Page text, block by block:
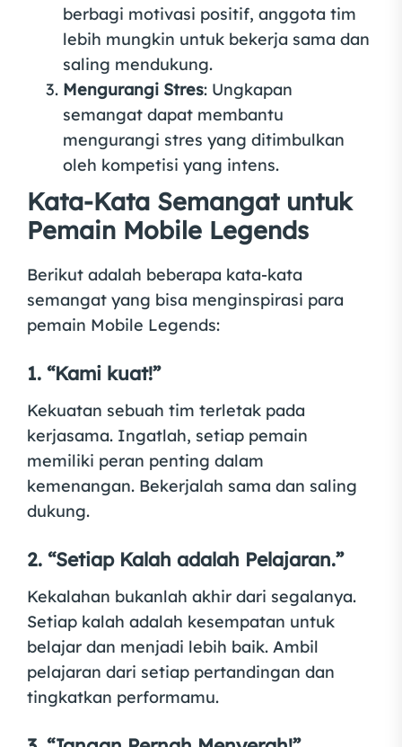
berbagi motivasi positif, anggota tim
lebih mungkin untuk bekerja sama dan
saling mendukung.
Mengurangi Stres: Ungkapan
semangat dapat membantu
mengurangi stres yang ditimbulkan
oleh kompetisi yang intens.
Kata-Kata Semangat untuk
Pemain Mobile Legends
Berikut adalah beberapa kata-kata
semangat yang bisa menginspirasi para
pemain Mobile Legends:
1. “Kami kuat!”
Kekuatan sebuah tim terletak pada
kerjasama. Ingatlah, setiap pemain
memiliki peran penting dalam
kemenangan. Bekerjalah sama dan saling
dukung.
2. “Setiap Kalah adalah Pelajaran.”
Kekalahan bukanlah akhir dari segalanya.
Setiap kalah adalah kesempatan untuk
belajar dan menjadi lebih baik. Ambil
pelajaran dari setiap pertandingan dan
tingkatkan performamu.